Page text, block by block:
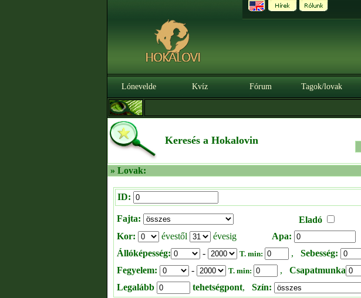
Lónevelde Kvíz Fórum Tagok/lovak
Keresés a Hokalovin
» Lovak:
ID:
Fajta: Eladó
Kor:
évestől évesig Apa:
Állóképesség:
- T. min: , Sebesség:
Fegyelem: - T. min: , Csapatmunka
Legalább
tehetségpont, Szín: